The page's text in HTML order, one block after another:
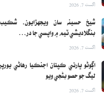
اگست 7, 2026
شيخ حسينه سان ويجهڙايون،
بنگلاديشي ٽيم ۾ واپسي جا در…
اگست 7, 2026
اڳوڻو ڀارتي ڪپتان اجنڪيا رهاڻي
ليگ جو حصو بڻجي ويو
اگست 7, 2026